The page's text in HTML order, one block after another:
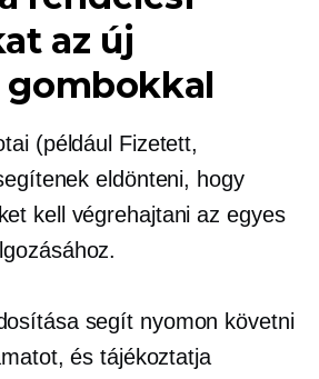
az új
(például Fizetett,
eldönteni, hogy
kell végrehajtani az egyes
segít nyomon követni
és tájékoztatja